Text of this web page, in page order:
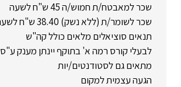
שכר למאבטח/ת חמוש/ה 45 ש"ח לשעה
שכר לשומר/ת (ללא נשק) 38.40 ש"ח לשעה
תנאים סוציאלים מלאים כולל קה"ש
לבעלי קורס רמה א' בתוקף יינתן מענק ע"ס 2000 ש"ח
מתאים גם לסטודנטים/יות
הגעה עצמית למקום